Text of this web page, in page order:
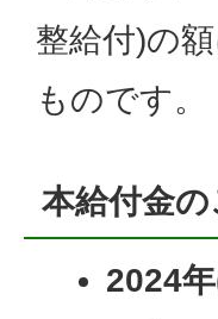
整給付)の
ものです。
本給付金
2024